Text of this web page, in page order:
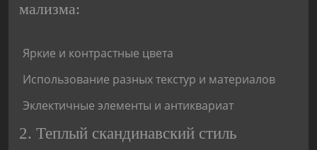
мализма:
Яркие и контрастные цвета
Использование разных текстур и материалов
Эклектичные элементы и антиквариат
2. Теплый скандинавский стиль